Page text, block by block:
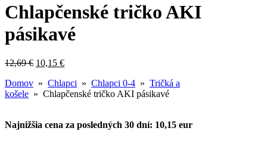
Chlapčenské tričko AKI
pásikavé
12,69€ 10,15 €
Domov » Chlapci » Chlapci 0-4 » Tričká a
košele » Chlapčenské tričko AKI pásikavé
Najnižšia cena za posledných 30 dní: 10,15 eur